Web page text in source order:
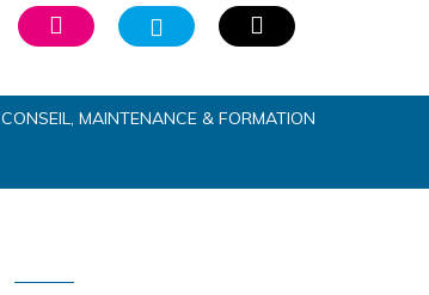
CONSEIL, MAINTENANCE & FORMATION